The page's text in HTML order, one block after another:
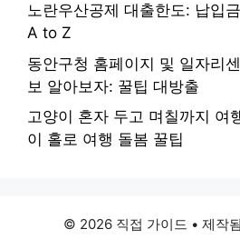
노란우산공제 대출한도: 납입
A to Z
동안구청 홈페이지 및 일자리
보 알아보자: 꿀팁 대방출
고양이 혼자 두고 며칠까지 여
이 홀로 여행 돌봄 꿀팁
© 2026 직접 가이드 • 제작됨